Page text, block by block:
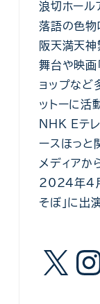
浪切ホール
落語の色物
阪天満天神
舞台や映画
ョップなど
ットーに活
NHK Eテレ
ースほっと
メディアか
2024年4月
そぼ」に出
X